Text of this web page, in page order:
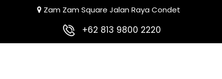
Zam Zam Square Jalan Raya Condet
+62 813 9800 2220